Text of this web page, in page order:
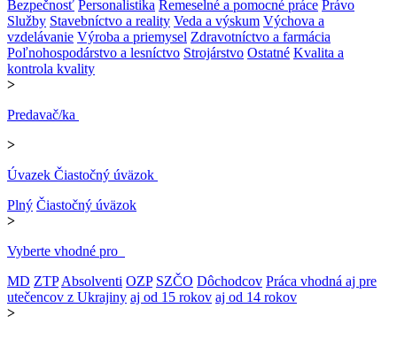
Bezpečnosť Personalistika Remeselné a pomocné práce Právo
Služby Stavebníctvo a reality Veda a výskum Výchova a
vzdelávanie Výroba a priemysel Zdravotníctvo a farmácia
Poľnohospodárstvo a lesníctvo Strojárstvo Ostatné Kvalita a
kontrola kvality
>
Predavač/ka
>
Úvazek Čiastočný úväzok
Plný Čiastočný úväzok
>
Vyberte vhodné pro
MD ZTPAbsolventi OZP SZČO Dôchodcov Práca vhodná aj pre
utečencov z Ukrajiny aj od 15 rokov aj od 14 rokov
>